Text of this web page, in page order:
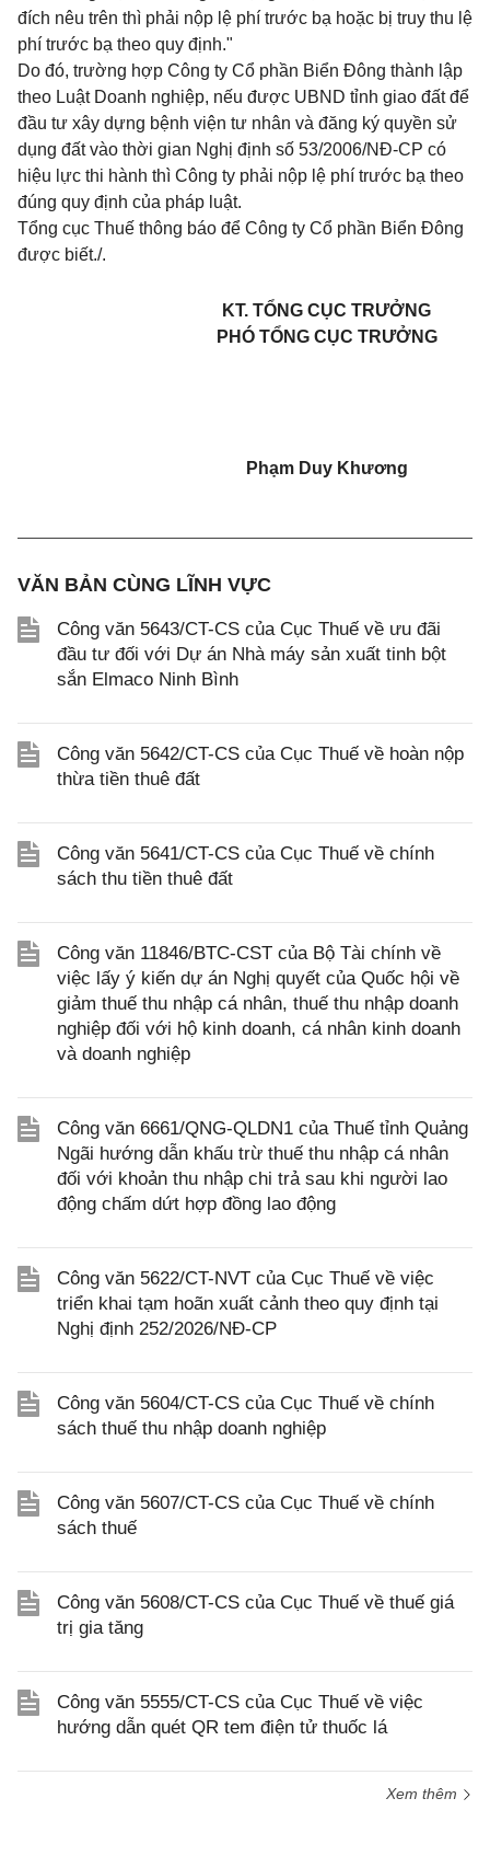
đích nêu trên thì phải nộp lệ phí trước bạ hoặc bị truy thu lệ
phí trước bạ theo quy định."
Do đó, trường hợp Công ty Cổ phần Biển Đông thành lập
theo Luật Doanh nghiệp, nếu được UBND tỉnh giao đất để
đầu tư xây dựng bệnh viện tư nhân và đăng ký quyền sử
dụng đất vào thời gian Nghị định số 53/2006/NĐ-CP có
hiệu lực thi hành thì Công ty phải nộp lệ phí trước bạ theo
đúng quy định của pháp luật.
Tổng cục Thuế thông báo để Công ty Cổ phần Biển Đông
được biết./.
KT. TỔNG CỤC TRƯỞNG
PHÓ TỔNG CỤC TRƯỞNG
Phạm Duy Khương
VĂN BẢN CÙNG LĨNH VỰC
Công văn 5643/CT-CS của Cục Thuế về ưu đãi
đầu tư đối với Dự án Nhà máy sản xuất tinh bột
sắn Elmaco Ninh Bình
Công văn 5642/CT-CS của Cục Thuế về hoàn nộp
thừa tiền thuê đất
Công văn 5641/CT-CS của Cục Thuế về chính
sách thu tiền thuê đất
Công văn 11846/BTC-CST của Bộ Tài chính về
việc lấy ý kiến dự án Nghị quyết của Quốc hội về
giảm thuế thu nhập cá nhân, thuế thu nhập doanh
nghiệp đối với hộ kinh doanh, cá nhân kinh doanh
và doanh nghiệp
Công văn 6661/QNG-QLDN1 của Thuế tỉnh Quảng
Ngãi hướng dẫn khấu trừ thuế thu nhập cá nhân
đối với khoản thu nhập chi trả sau khi người lao
động chấm dứt hợp đồng lao động
Công văn 5622/CT-NVT của Cục Thuế về việc
triển khai tạm hoãn xuất cảnh theo quy định tại
Nghị định 252/2026/NĐ-CP
Công văn 5604/CT-CS của Cục Thuế về chính
sách thuế thu nhập doanh nghiệp
Công văn 5607/CT-CS của Cục Thuế về chính
sách thuế
Công văn 5608/CT-CS của Cục Thuế về thuế giá
trị gia tăng
Công văn 5555/CT-CS của Cục Thuế về việc
hướng dẫn quét QR tem điện tử thuốc lá
Xem thêm